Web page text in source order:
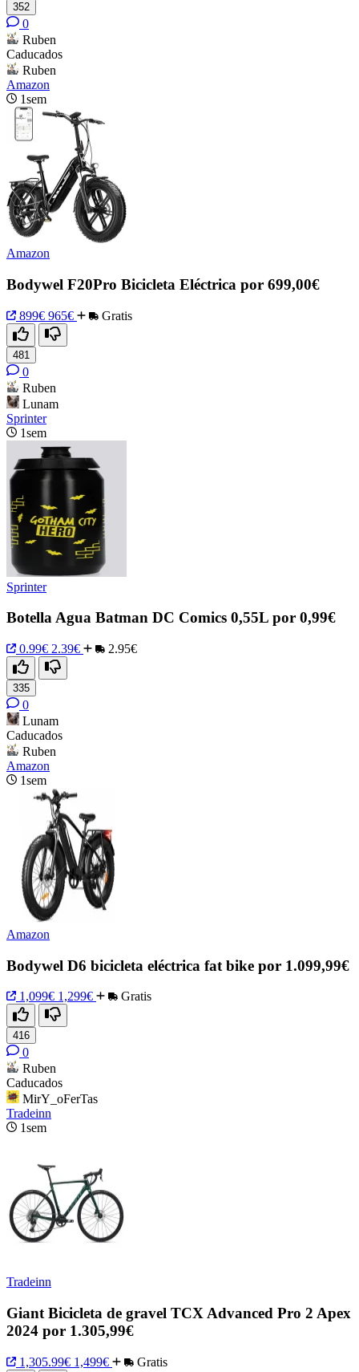
352
0
Ruben
Caducados
Ruben
Amazon
1sem
Amazon
Bodywel F20Pro Bicicleta Eléctrica por 699,00€
899€ 965€ Gratis
481
0
Ruben
Lunam
Sprinter
1sem
Sprinter
Botella Agua Batman DC Comics 0,55L por 0,99€
0.99€ 2.39€ 2.95€
335
0
Lunam
Caducados
Ruben
Amazon
1sem
Amazon
Bodywel D6 bicicleta eléctrica fat bike por 1.099,99€
1,099€ 1,299€ Gratis
416
0
Ruben
Caducados
MirY_oFerTas
Tradeinn
1sem
Tradeinn
Giant Bicicleta de gravel TCX Advanced Pro 2 Apex
2024 por 1.305,99€
1,305.99€ 1,499€ Gratis